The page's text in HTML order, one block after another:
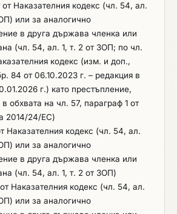
документи или
това е необходимо за
на съответствието с изискването
и/или професионална
декларирано в ЕЕДОП-а.
Участниците декларират
с горепосочения критерий за
на част ІV „Критерии за
В „Технически и професионални
на ЕЕДОП, поле „Образователна и
квалификация“ с посочване на
им квалификация.
доказване: При сключване на
чл. 112, ал.1, т.2 ЗОП,
за Изпълнител участник трябва да
сключване на договора на
112, ал. 1, т.2 от ЗОП, определеният
участник следва да представи -
от актуален Сертификат за
на качеството БДС EN
* При участие
което не е юридическо лице се
на чл.59, ал.6 от ЗОП. *
предвижда участие на
същите следва да отговарят на
66 от ЗОП. * По отношение
за подбор свързани с
и професионалните способности,
да използват капацитета на
разпоредбите на чл. 65 от
от Наказателния кодекс (чл. 54, ал.
или за аналогично
в друга държава членка или
(чл. 54, ал. 1, т. 2 от ЗОП; по чл.
кодекс (изм. и доп.,
84 от 06.10.2023 г. – редакция в
г.) като престъпление,
обхвата на чл. 57, параграф 1 от
2014/24/ЕС)
Наказателния кодекс (чл. 54, ал.
или за аналогично
в друга държава членка или
(чл. 54, ал. 1, т. 2 от ЗОП)
Наказателния кодекс (чл. 54, ал.
или за аналогично